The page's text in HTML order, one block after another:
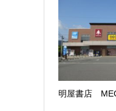
明屋書店